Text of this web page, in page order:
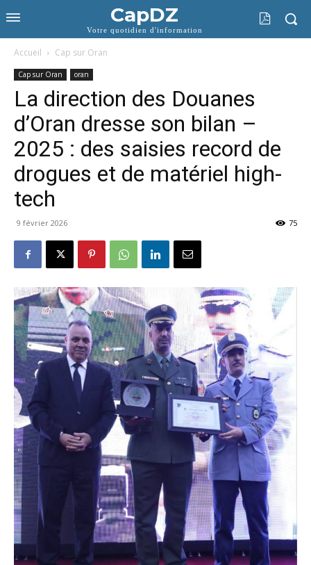
CapDZ
Votre quotidien d'information
Accueil Cap sur Oran
Cap sur Oran oran
La direction des Douanes
d’Oran dresse son bilan –
2025 : des saisies record de
drogues et de matériel high-
tech
9 février 2026 75